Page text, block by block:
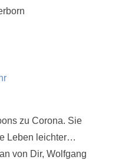
zu Corona. Sie
Leben leichter…
von Dir, Wolfgang